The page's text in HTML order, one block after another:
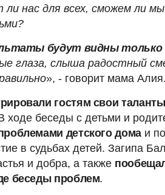
нас для всех, сможем ли
будут видны
глаза, слыша радостный
», - говорит мама Алия.
гостям свои таланты
ходе беседы с детьми и
детского домаи
в судьбах детей. Загипа
и добра, а также
беседы проблем.